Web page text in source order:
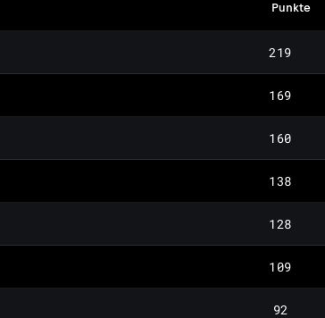
Punkte
219
169
160
138
128
109
92